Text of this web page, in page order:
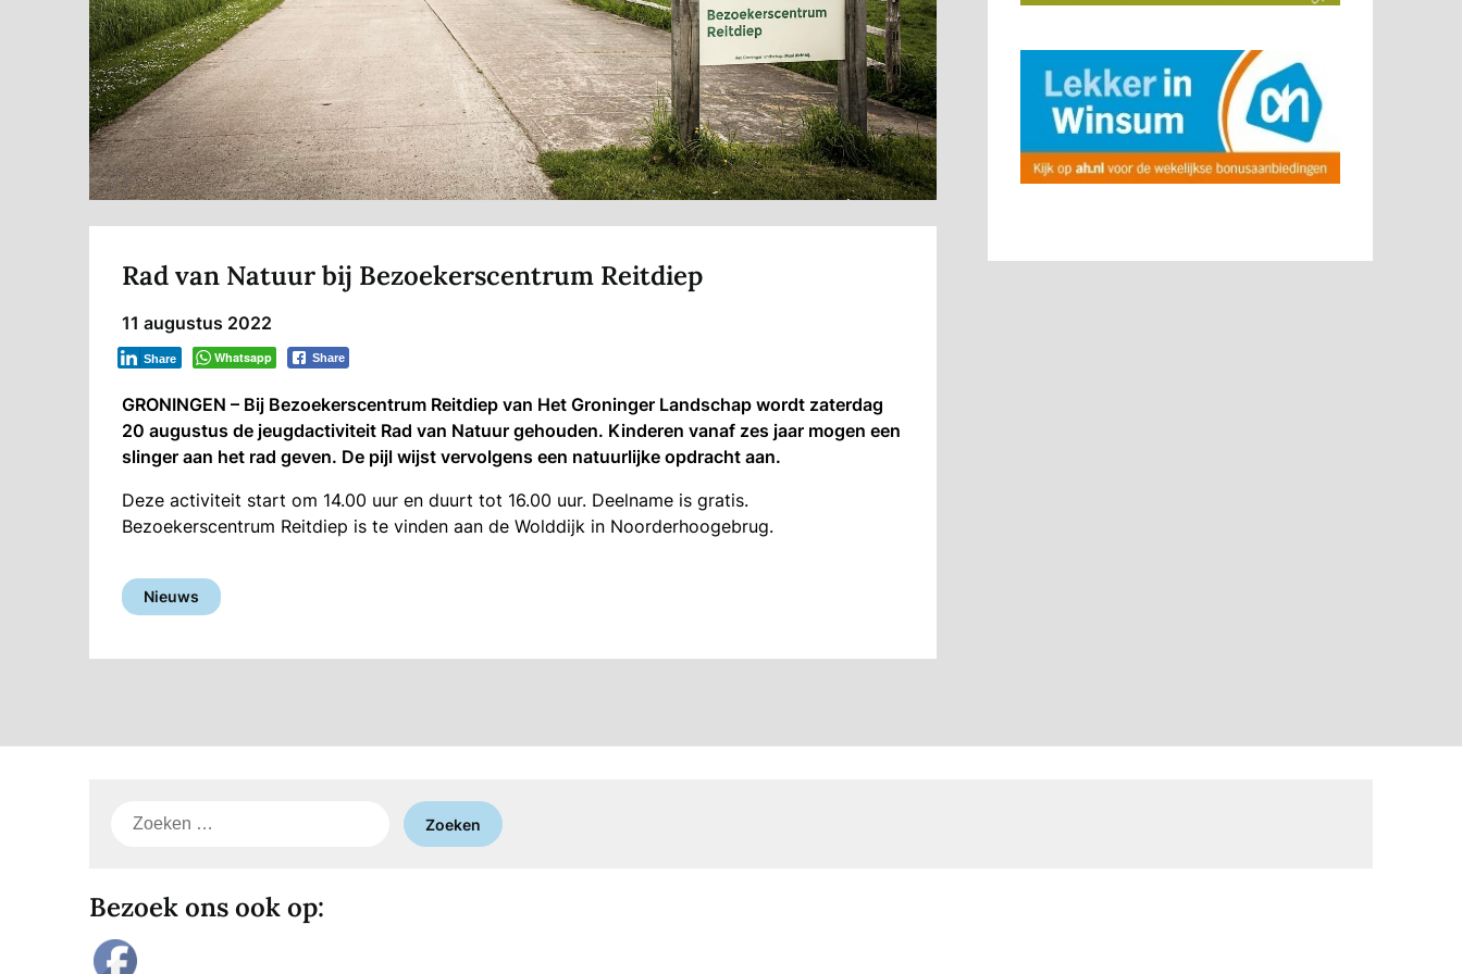
Rad van Natuur bij Bezoekerscentrum Reitdiep
11 augustus 2022
Whatsapp Share
Share
GRONINGEN – Bij Bezoekerscentrum Reitdiep van Het Groninger Landschap wordt zaterdag
20 augustus de jeugdactiviteit Rad van Natuur gehouden. Kinderen vanaf zes jaar mogen een
slinger aan het rad geven. De pijl wijst vervolgens een natuurlijke opdracht aan.
Deze activiteit start om 14.00 uur en duurt tot 16.00 uur. Deelname is gratis.
Bezoekerscentrum Reitdiep is te vinden aan de Wolddijk in Noorderhoogebrug.
Nieuws
Zoeken
Bezoek ons ook op: